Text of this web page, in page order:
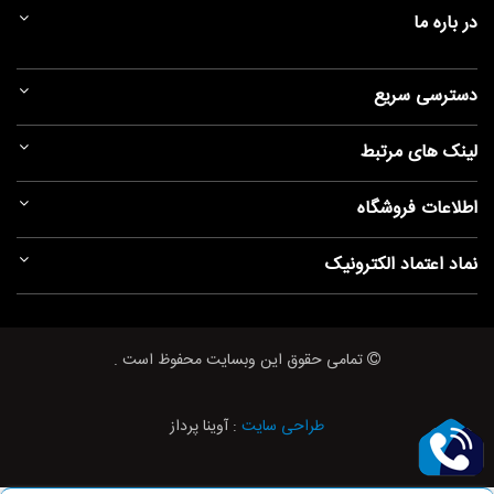
توان موتور بیشتر باشد، بازدهی و سرعت چرخ مواد نیز بیشتر است. قدرت
کارایی و امکانات دستگاه، به ۲۵۰۰ وات نیز می‌رسد.
در صورتی که از چرخ گوشت تنها برای چرخ کردن حجم متوسطی از گوشت
می‌باشد اما اگر انتظار بیشتری دارید، دستگاهی قدرتمندتر خریداری کنید.
جنس بدنه
در اکثر مدل‌‌های بازار، جنس بدنه چرخ گوشت ترکیبی از استیل و پلاستیک
هستند.
در باره ما
دسترسی سریع
لینک های مرتبط
اطلاعات فروشگاه
نماد اعتماد الکترونیک
تمامی حقوق این وبسایت محفوظ است .
طراحی سایت : آوینا پرداز